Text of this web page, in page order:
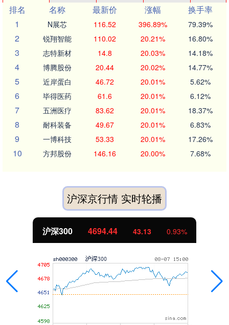
排名
名称 最新价 涨幅
换手率
1
N展芯 116.52 396.89% 79.39%
2 锐翔智能 110.02 20.21% 16.80%
3 志特新材 14.8 20.03% 14.18%
4 博腾股份 20.44 20.02% 14.77%
5 近岸蛋白 46.72 20.01% 5.62%
6 毕得医药 61.6 20.01% 6.12%
7 五洲医疗 83.62 20.01% 18.37%
8 耐科装备 49.67 20.01% 6.83%
9 一博科技 53.33 20.01% 17.26%
10 方邦股份 146.16 20.00% 7.68%
沪深京行情 实时轮播
沪深300 4694.44 43.13 0.93%